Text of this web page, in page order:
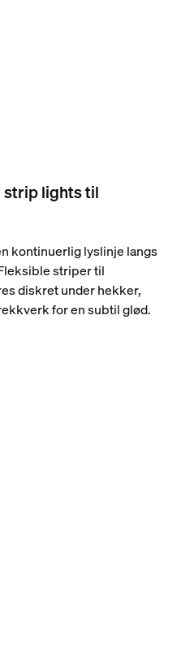
strip lights til
kontinuerlig lyslinje langs
striper til
diskret under hekker,
for en subtil glød.